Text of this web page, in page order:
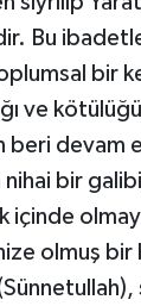
Bu
bir
ve
beri devam
bir
içinde
olmuş bir